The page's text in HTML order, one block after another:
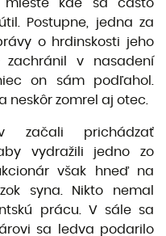
kde sa často
Postupne, jedna za
o hrdinskosti jeho
zachránil v nasadení
on sám podľahol.
neskôr zomrel aj otec.
začali prichádzať
vydražili jedno zo
však hneď na
syna. Nikto nemal
prácu. V sále sa
sa ledva podarilo